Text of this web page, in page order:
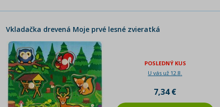
Vkladačka drevená Moje prvé lesné zvieratká
POSLEDNÝ KUS
U vás už 12.8.
7,34 €